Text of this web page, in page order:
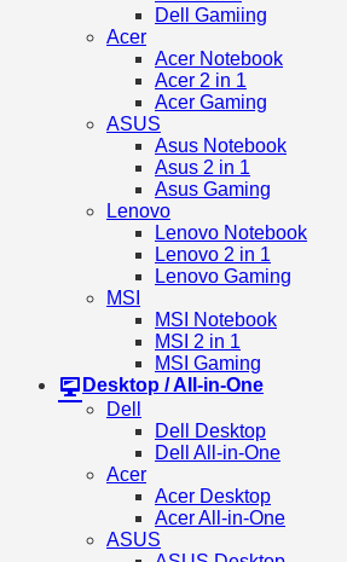
Dell Gamiing
Acer
Acer Notebook
Acer 2 in 1
Acer Gaming
ASUS
Asus Notebook
Asus 2 in 1
Asus Gaming
Lenovo
Lenovo Notebook
Lenovo 2 in 1
Lenovo Gaming
MSI
MSI Notebook
MSI 2 in 1
MSI Gaming
Desktop / All-in-One
Dell
Dell Desktop
Dell All-in-One
Acer
Acer Desktop
Acer All-in-One
ASUS